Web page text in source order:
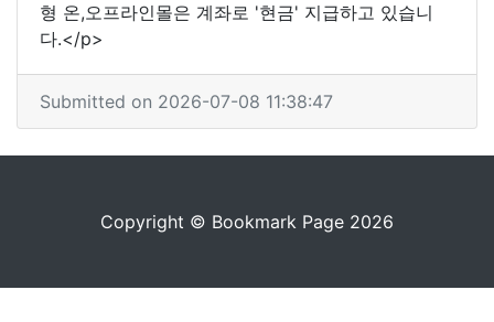
형 온,오프라인몰은 계좌로 '현금' 지급하고 있습니
다.</p>
Submitted on 2026-07-08 11:38:47
Copyright © Bookmark Page 2026